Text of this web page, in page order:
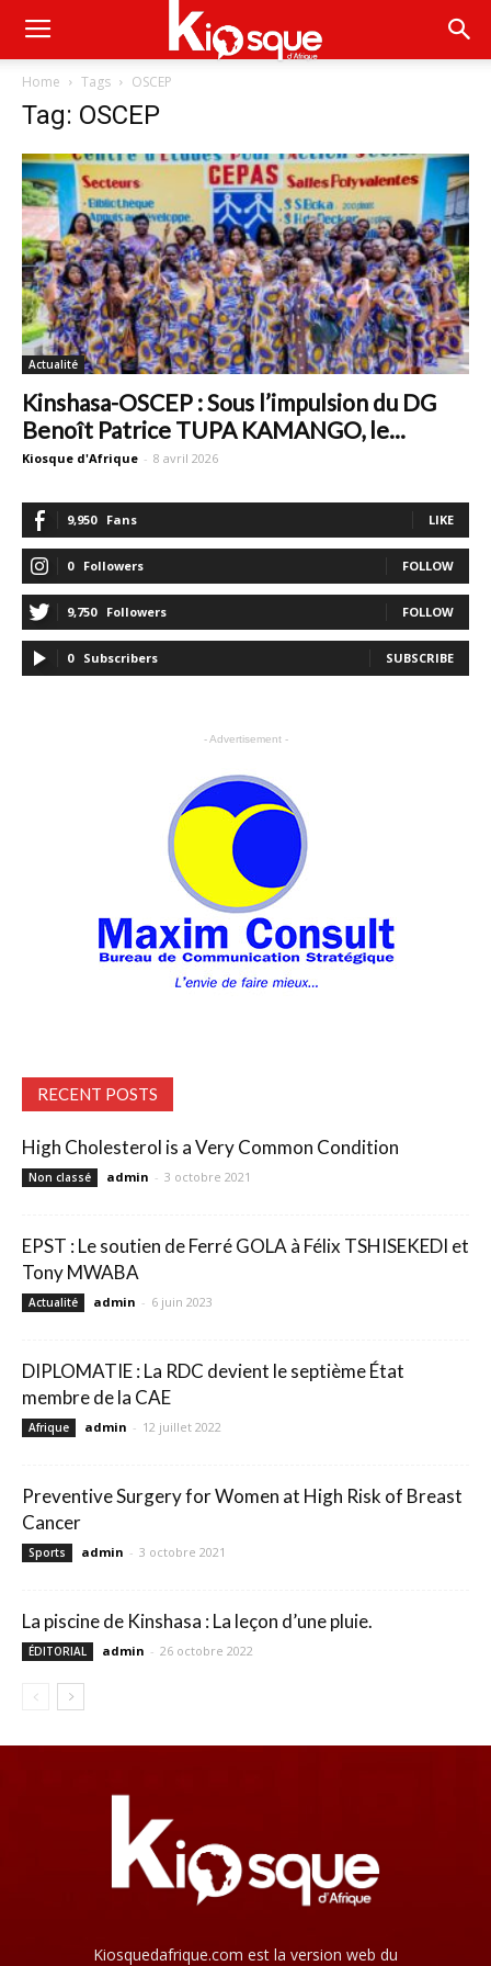
Home Tags OSCEP
Tag: OSCEP
Actualité
Kinshasa-OSCEP : Sous l’impulsion du DG
Benoît Patrice TUPA KAMANGO, le...
Kiosque d'Afrique - 8 avril 2026
9,950 Fans LIKE
0 Followers FOLLOW
9,750 Followers FOLLOW
0 Subscribers SUBSCRIBE
- Advertisement -
RECENT POSTS
High Cholesterol is a Very Common Condition
Non classé admin - 3 octobre 2021
EPST : Le soutien de Ferré GOLA à Félix TSHISEKEDI et
Tony MWABA
Actualité admin - 6 juin 2023
DIPLOMATIE : La RDC devient le septième État
membre de la CAE
Afrique admin - 12 juillet 2022
Preventive Surgery for Women at High Risk of Breast
Cancer
Sports admin - 3 octobre 2021
La piscine de Kinshasa : La leçon d’une pluie.
ÉDITORIAL admin - 26 octobre 2022
Kiosquedafrique.com est la version web du